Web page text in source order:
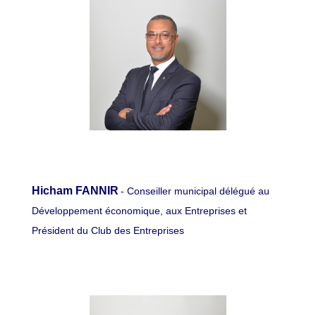
Hicham FANNIR - Conseiller municipal délégué au
Développement économique, aux Entreprises et
Président du Club des Entreprises